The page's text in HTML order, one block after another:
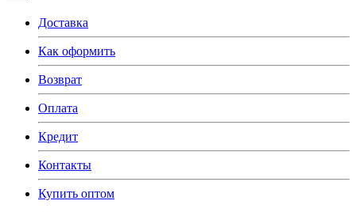
Доставка
Как оформить
Возврат
Оплата
Кредит
Контакты
Купить оптом